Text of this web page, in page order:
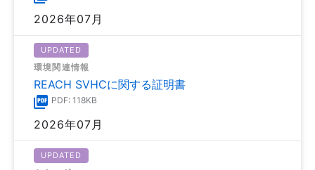
2026年07月
UPDATED
環境関連情報
REACH SVHCに関する証明書
PDF: 118KB
2026年07月
UPDATED